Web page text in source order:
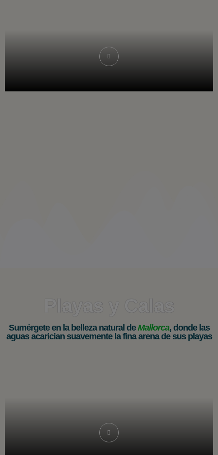
Playas y Calas
Sumérgete en la belleza natural deMallorca, donde las
aguas acarician suavemente la fina arena de sus playas